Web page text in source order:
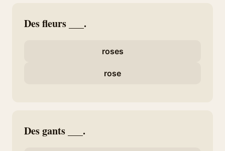
Des fleurs ___.
roses
rose
Des gants ___.